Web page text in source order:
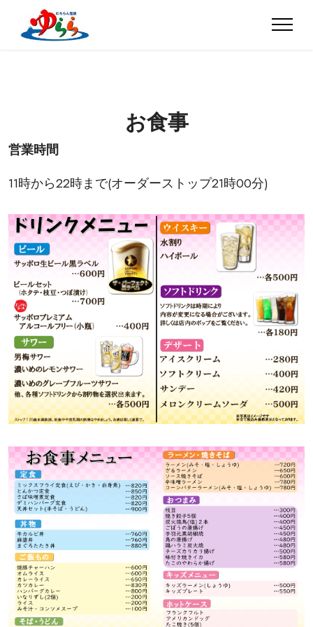
お食事
営業時間
11時から22時まで(オーダーストップ21時00分)